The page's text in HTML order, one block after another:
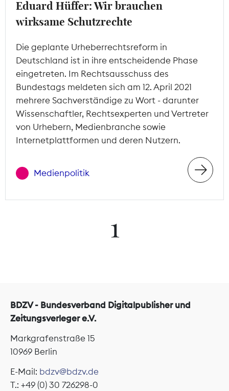
Eduard Hüffer: Wir brauchen
wirksame Schutzrechte
Die geplante Urheberrechtsreform in
Deutschland ist in ihre entscheidende Phase
eingetreten. Im Rechtsausschuss des
Bundestags meldeten sich am 12. April 2021
mehrere Sachverständige zu Wort - darunter
Wissenschaftler, Rechtsexperten und Vertreter
von Urhebern, Medienbranche sowie
Internetplattformen und deren Nutzern.
Medienpolitik
1
BDZV - Bundesverband Digitalpublisher und
Zeitungsverleger e.V.
Markgrafenstraße 15
10969 Berlin
E-Mail: bdzv@bdzv.de
T.: +49 (0) 30 726298-0